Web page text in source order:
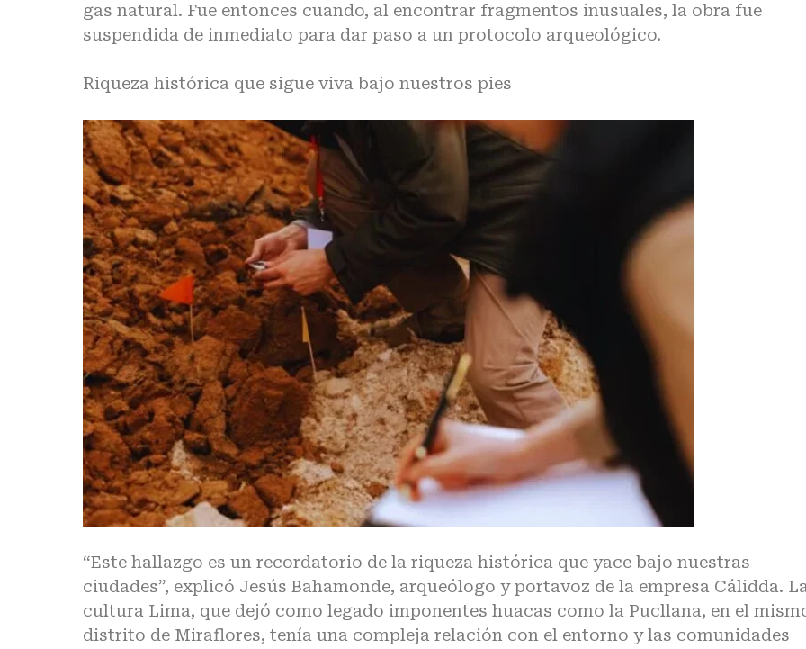
gas natural. Fue entonces cuando, al encontrar fragmentos inusuales, la obra fue
suspendida de inmediato para dar paso a un protocolo arqueológico.
Riqueza histórica que sigue viva bajo nuestros pies
“Este hallazgo es un recordatorio de la riqueza histórica que yace bajo nuestras
ciudades”, explicó Jesús Bahamonde, arqueólogo y portavoz de la empresa Cálidda.
cultura Lima, que dejó como legado imponentes huacas como la Pucllana, en el
distrito de Miraflores, tenía una compleja relación con el entorno y las comunidades